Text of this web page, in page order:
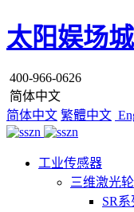
太阳娱场
400-966-0626
简体中文
简体中文 繁體中文
工业传感器
三维激光
SR系